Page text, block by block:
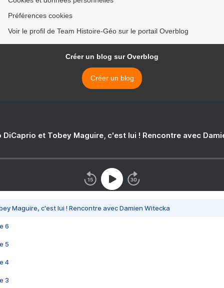
Préférences cookies
Voir le profil de Team Histoire-Géo sur le portail Overblog
Créer un blog sur Overblog
Créer un blog
DiCaprio et Tobey Maguire, c'est lui ! Rencontre avec
Maguire, c'est lui ! Rencontre avec Damien Witecka
6
5
4
3